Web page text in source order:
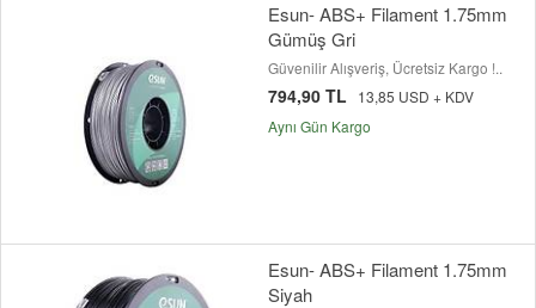
Esun- ABS+ Filament 1.75mm
Gümüş Gri
Güvenilir Alışveriş, Ücretsiz Kargo !..
794,90 TL
13,85 USD + KDV
Aynı Gün Kargo
Esun- ABS+ Filament 1.75mm
Siyah